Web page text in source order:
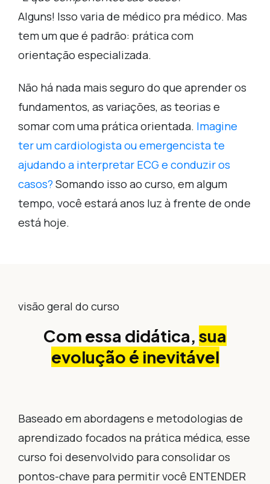
Alguns! Isso varia de médico pra médico. Mas
tem um que é padrão: prática com
orientação especializada.
Não há nada mais seguro do que aprender os
fundamentos, as variações, as teorias e
somar com uma prática orientada. Imagine
ter um cardiologista ou emergencista te
ajudando a interpretar ECG e conduzir os
casos? Somando isso ao curso, em algum
tempo, você estará anos luz à frente de onde
está hoje.
visão geral do curso
Com essa didática, sua
evolução é inevitável
Baseado em abordagens e metodologias de
aprendizado focados na prática médica, esse
curso foi desenvolvido para consolidar os
pontos-chave para permitir você ENTENDER